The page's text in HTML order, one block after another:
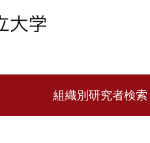
組織別研究者検索